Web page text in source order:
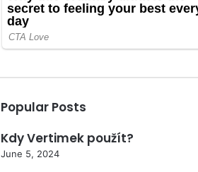
Popular Posts
Kdy Vertimek použít?
June 5, 2024